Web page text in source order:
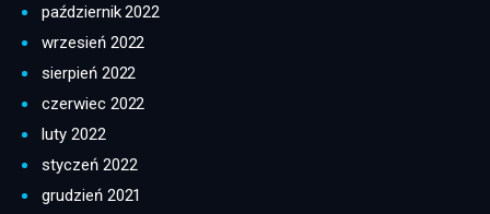
październik 2022
wrzesień 2022
sierpień 2022
czerwiec 2022
luty 2022
styczeń 2022
grudzień 2021